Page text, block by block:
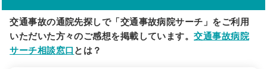
交通事故の通院先探しで「交通事故病院サーチ」をご利用
いただいた方々のご感想を掲載しています。交通事故病院
サーチ相談窓口 とは？